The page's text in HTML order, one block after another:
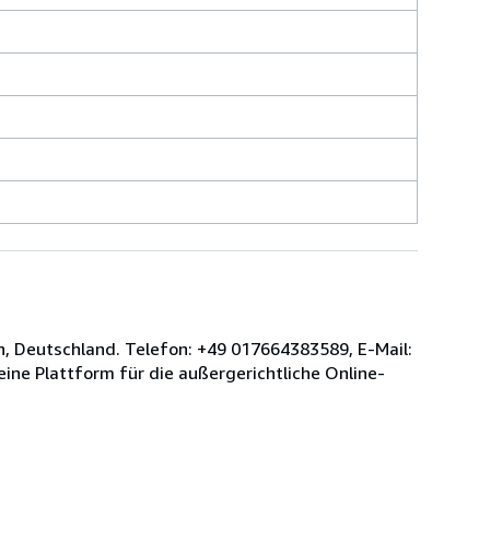
Deutschland. Telefon: +49 017664383589, E-Mail:
Plattform für die außergerichtliche Online-